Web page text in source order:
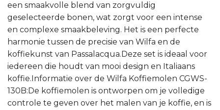
een smaakvolle blend van zorgvuldig
geselecteerde bonen, wat zorgt voor een intense
en complexe smaakbeleving. Het is een perfecte
harmonie tussen de precisie van Wilfa en de
koffiekunst van Passalacqua.Deze set is ideaal voor
iedereen die houdt van mooi design en Italiaans
koffie.Informatie over de Wilfa Koffiemolen CGWS-
130B:De koffiemolen is ontworpen om je volledige
controle te geven over het malen van je koffie, en is